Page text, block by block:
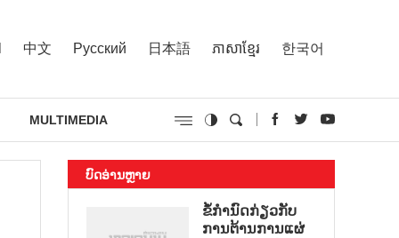
中文 Русский 日本語 ភាសាខ្មែរ 한국어
MULTIMEDIA
ບົດອ່ານຫຼາຍ
ຂໍ້ກຳນົດກ່ຽວກັບ
ການຕ້ານການແຜ່